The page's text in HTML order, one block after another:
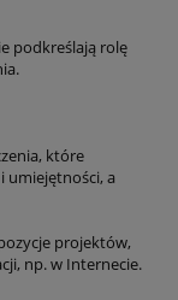
podkreślają rolę
które
umiejętności, a
projektów,
np. w Internecie.